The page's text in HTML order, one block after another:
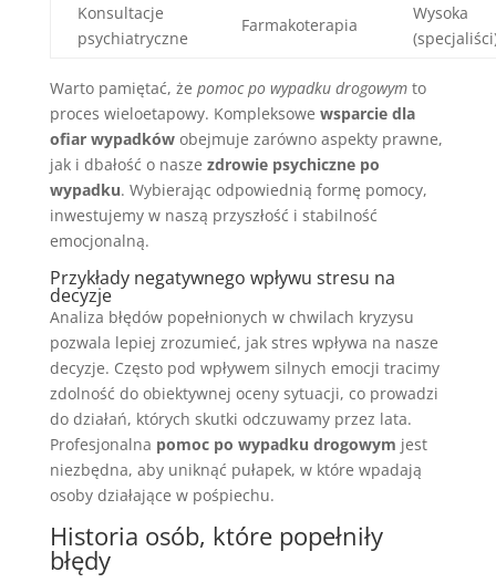
Konsultacje
psychiatryczne
Farmakoterapia
Wysoka
Warto pamiętać, że pomoc po wypadku drogowymto
proces wieloetapowy. Kompleksowe wsparcie dla
ofiar wypadkówobejmuje zarówno aspekty prawne,
jak i dbałość o nasze zdrowie psychiczne po
wypadku. Wybierając odpowiednią formę pomocy,
inwestujemy w naszą przyszłość i stabilność
emocjonalną.
Przykłady negatywnego wpływu stresu na
decyzje
Analiza błędów popełnionych w chwilach kryzysu
pozwala lepiej zrozumieć, jak stres wpływa na nasze
decyzje. Często pod wpływem silnych emocji tracimy
zdolność do obiektywnej oceny sytuacji, co prowadzi
do działań, których skutki odczuwamy przez lata.
Profesjonalna pomoc po wypadku drogowym jest
niezbędna, aby uniknąć pułapek, w które wpadają
osoby działające w pośpiechu.
Historia osób, które popełniły
błędy